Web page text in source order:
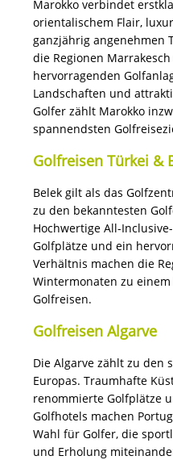
Marokko verbindet
orientalischem Flair,
ganzjährig angenehmen
die Regionen
hervorragenden
Landschaften und
Golfer zählt Marokko
spannendsten
Golfreisen Türkei &
Belek gilt als das
zu den bekanntesten
Hochwertige All-
Golfplätze und ein
Verhältnis machen die
Wintermonaten zu
Golfreisen.
Golfreisen Algarve
Die Algarve zählt zu den
Europas. Traumhafte
renommierte Golfplätze
Golfhotels machen
Wahl für Golfer, die
und Erholung